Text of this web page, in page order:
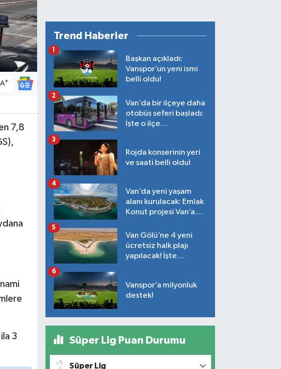
A+
7,8
3
Trend Haberler
Başkan açıkladı:
Vanspor’un yeni ismi
belli oldu!
1
Van’da bir ilçeye daha
otobüs seferi başladı:
İşte o ilçe…
2
Rojda konserinin yeri
ve saati belli oldu!
3
Van’da yeni yaşam
alanı kurulacak: Emlak
Konut projesi Van’a
4
Van Gölü’ne 4 yeni
ücretsiz halk plajı
yapılacak! İşte
5
Vanspor’a milyonluk
destek!
6
Süper Lig Puan Durumu
Süper Lig